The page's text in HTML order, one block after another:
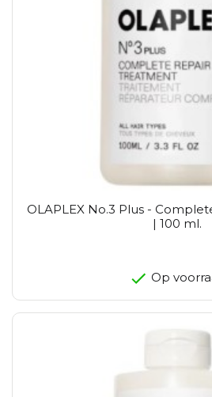
OLAPLEX No.3 Plus -
| 100 ml.
Op